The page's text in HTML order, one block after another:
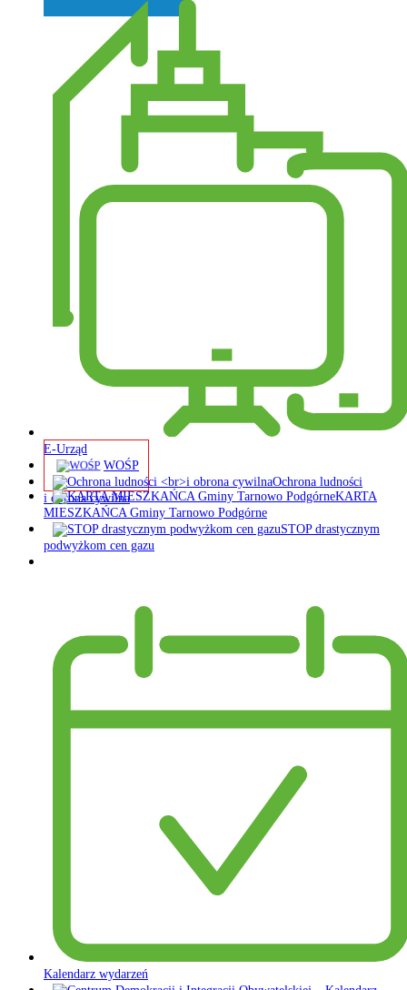
E-Urząd
WOŚP
Ochrona ludności
i obrona cywilna
KARTA
MIESZKAŃCA Gminy Tarnowo Podgórne
STOP drastycznym
podwyżkom cen gazu
Kalendarz wydarzeń